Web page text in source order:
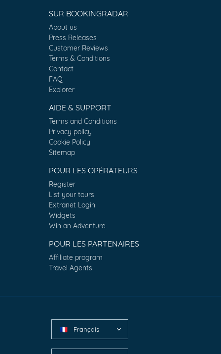
SUR BOOKINGRADAR
About us
Press Releases
Customer Reviews
Terms & Conditions
Contact
FAQ
Explorer
AIDE & SUPPORT
Terms and Conditions
Privacy policy
Cookie Policy
Sitemap
POUR LES OPÉRATEURS
Register
List your tours
Extranet Login
Widgets
Win an Adventure
POUR LES PARTENAIRES
Affiliate program
Travel Agents
🇫🇷 Français